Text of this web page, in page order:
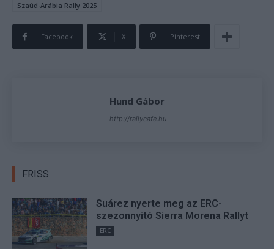
Szaúd-Arábia Rally 2025
Facebook X Pinterest
Hund Gábor
http://rallycafe.hu
FRISS
Suárez nyerte meg az ERC-
szezonnyitó Sierra Morena Rallyt
ERC